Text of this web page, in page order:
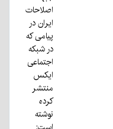
اصلاحات
ایران در
پیامی که
در شبکه
اجتماعی
ایکس
منتشر
کرده
نوشته